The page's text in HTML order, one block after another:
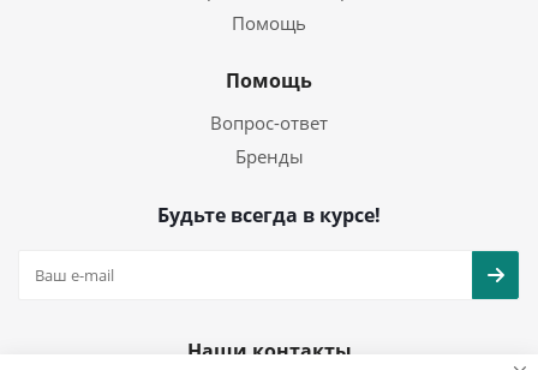
Помощь
Помощь
Вопрос-ответ
Бренды
Будьте всегда в курсе!
Наши контакты